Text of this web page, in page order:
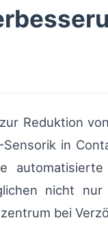
Reduktion
in
nicht
bei